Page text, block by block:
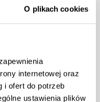
O plikach cookies
internetowej oraz
i ofert do potrzeb
ustawienia plików
Rabattefinden
Webseite.
von
Dienstes oder nach
Nutzen Sie
und Rabattcodes,
zu sparen.
sehen Sie selbst,